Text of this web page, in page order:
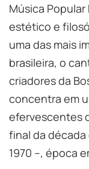
Música
estético e
uma das mais
brasileira, o
criadores da
concentra em
efervescentes
final da década
1970 –, época